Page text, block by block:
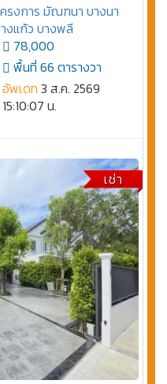
ครงการ มัณฑนา บางนา
งแก้ว บางพลี
78,000
พื้นที่ 66 ตารางวา
อัพเดท 3 ส.ค. 2569
15:10:07 น.
เช่า